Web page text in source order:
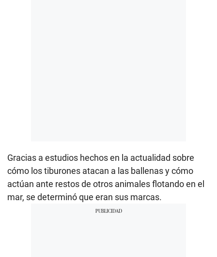
Gracias a estudios hechos en la actualidad sobre
cómo los tiburones atacan a las ballenas y cómo
actúan ante restos de otros animales flotando en el
mar, se determinó que eran sus marcas.